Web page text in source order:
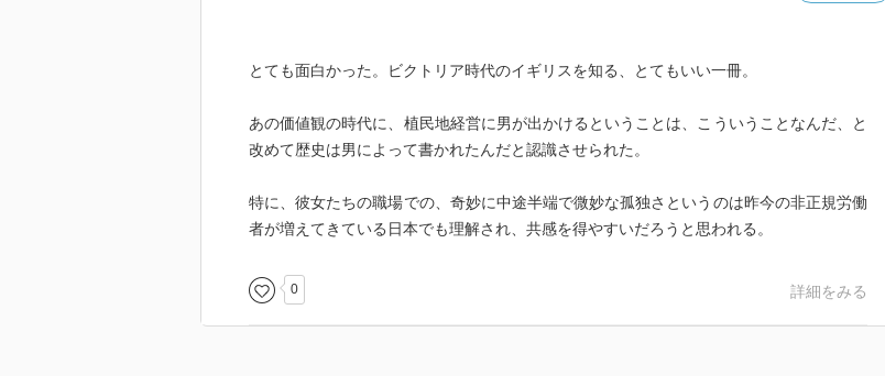
とても面白かった。ビクトリア時代のイギリスを知る、とてもいい一冊。
あの価値観の時代に、植民地経営に男が出かけるということは、こういうことなんだ、と
改めて歴史は男によって書かれたんだと認識させられた。
特に、彼女たちの職場での、奇妙に中途半端で微妙な孤独さというのは昨今の非正規労働
者が増えてきている日本でも理解され、共感を得やすいだろうと思われる。
0 詳細をみる